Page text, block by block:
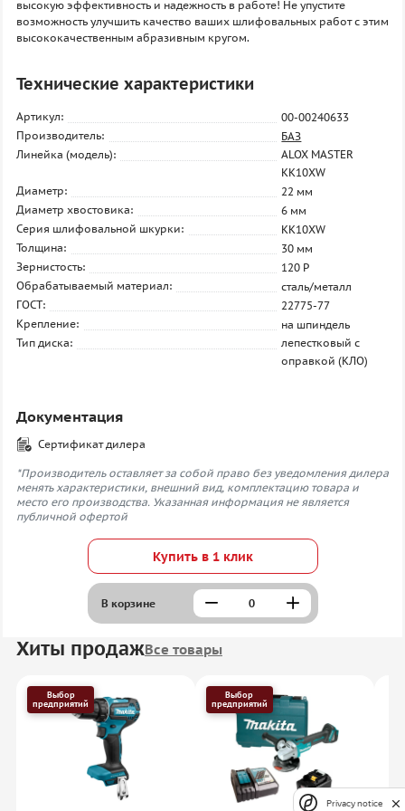
высокую эффективность и надежность в работе! Не упустите
возможность улучшить качество ваших шлифовальных работ с этим
высококачественным абразивным кругом.
Технические характеристики
Артикул:
00-00240633
Производитель:
БАЗ
Линейка (модель):
ALOX MASTER
KK10XW
Диаметр:
22 мм
Диаметр хвостовика:
6 мм
Серия шлифовальной шкурки:
KK10XW
Толщина:
30 мм
Зернистость:
120 P
Обрабатываемый материал:
сталь/металл
ГОСТ:
22775-77
Крепление:
на шпиндель
Тип диска:
лепестковый с
оправкой (КЛО)
Документация
Сертификат дилера
*Производитель оставляет за собой право без уведомления дилера
менять характеристики, внешний вид, комплектацию товара и
место его производства. Указанная информация не является
публичной офертой
Купить в 1 клик
В корзине
Хиты продажВсе товары
Выбор
предприятий
Выбор
предприятий
Privacy notice